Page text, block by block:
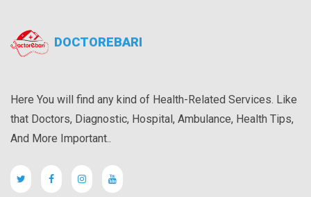
DOCTOREBARI
Here You will find any kind of Health-Related Services. Like
that Doctors, Diagnostic, Hospital, Ambulance, Health Tips,
And More Important..